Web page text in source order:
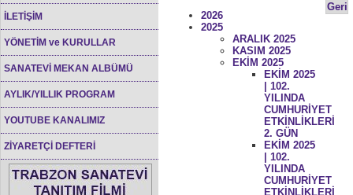
İLETİŞİM
YÖNETİM ve KURULLAR
SANATEVİ MEKAN ALBÜMÜ
AYLIK/YILLIK PROGRAM
YOUTUBE KANALIMIZ
ZİYARETÇİ DEFTERİ
Geri
2026
2025
ARALIK 2025
KASIM 2025
EKİM 2025
EKİM 2025
| 102.
YILINDA
CUMHURİYET
ETKİNLİKLERİ
2. GÜN
EKİM 2025
| 102.
YILINDA
CUMHURİYET
ETKİNLİKLERİ